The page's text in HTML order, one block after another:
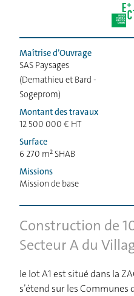
Maîtrise d’Ouvrage
SAS Paysages
(Demathieu et Bard -
Sogeprom)
Montant des travaux
12 500 000 € HT
Surface
6 270 m² SHAB
Missions
Mission de base
Construction de
Secteur A du
le lot A1 est situé dans la
s’étend sur les Communes